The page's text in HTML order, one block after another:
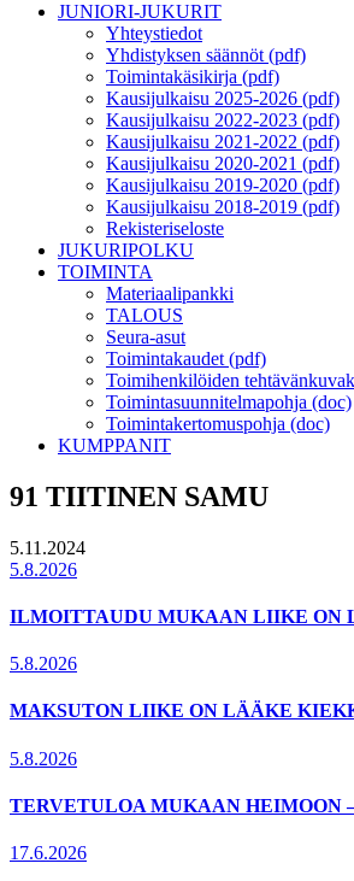
JUNIORI-JUKURIT
Yhteystiedot
Yhdistyksen säännöt (pdf)
Toimintakäsikirja (pdf)
Kausijulkaisu 2025-2026 (pdf)
Kausijulkaisu 2022-2023 (pdf)
Kausijulkaisu 2021-2022 (pdf)
Kausijulkaisu 2020-2021 (pdf)
Kausijulkaisu 2019-2020 (pdf)
Kausijulkaisu 2018-2019 (pdf)
Rekisteriseloste
JUKURIPOLKU
TOIMINTA
Materiaalipankki
TALOUS
Seura-asut
Toimintakaudet (pdf)
Toimihenkilöiden
Toimintasuunnitelmapohja (doc)
Toimintakertomuspohja (doc)
KUMPPANIT
91 TIITINEN SAMU
5.11.2024
5.8.2026
ILMOITTAUDU MUKAAN LIIKE ON
5.8.2026
MAKSUTON LIIKE ON LÄÄKE
5.8.2026
TERVETULOA MUKAAN HEIMOON
17.6.2026